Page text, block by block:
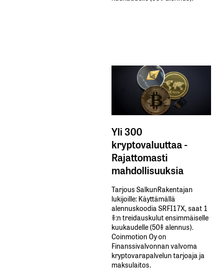
Yli 300
kryptovaluuttaa -
Rajattomasti
mahdollisuuksia
Tarjous SalkunRakentajan
lukijoille: Käyttämällä​ ​
alennuskoodia​ ​SRFI17X,​ ​saat​ ​1
%:n treidauskulut​ ​ensimmäiselle​ ​
kuukaudelle​ ​(50%​ ​alennus).
Coinmotion Oy on
Finanssivalvonnan valvoma
kryptovarapalvelun tarjoaja ja
maksulaitos.